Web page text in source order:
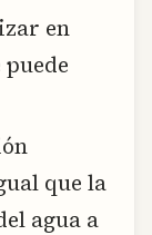
en
que la
agua a